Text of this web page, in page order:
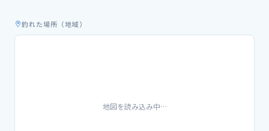
釣れた場所（地域）
地図を読み込み中…